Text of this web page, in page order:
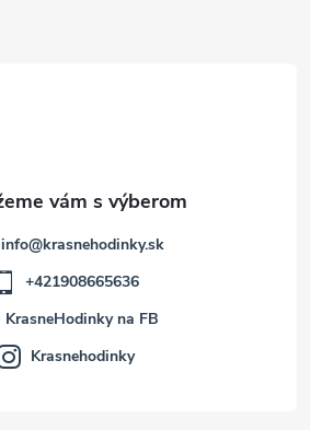
info@krasnehodinky.sk
+421908665636
KrasneHodinky na FB
Krasnehodinky